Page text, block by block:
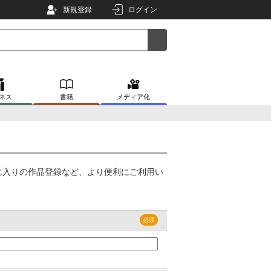
新規登録 ログイン
ス 書籍 メディア化
りの作品登録など、より便利にご利用い